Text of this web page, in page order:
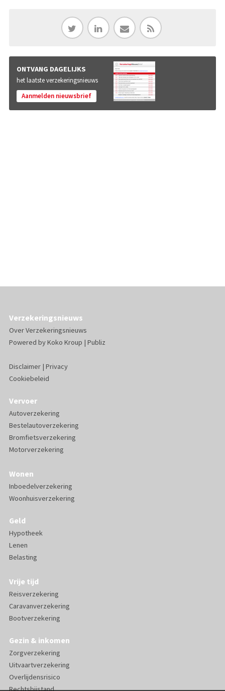
ONTVANG DAGELIJKS
het laatste verzekeringsnieuws
Aanmelden nieuwsbrief
Verzekeringsnieuws
Over Verzekeringsnieuws
Powered byKoko Kroup | Publiz
Disclaimer| Privacy
Cookiebeleid
Vervoer
Autoverzekering
Bestelautoverzekering
Bromfietsverzekering
Motorverzekering
Wonen
Inboedelverzekering
Woonhuisverzekering
Geld
Hypotheek
Lenen
Belasting
Vrije tijd
Reisverzekering
Caravanverzekering
Bootverzekering
Gezin & inkomen
Zorgverzekering
Uitvaartverzekering
Overlijdensrisico
Rechtsbijstand